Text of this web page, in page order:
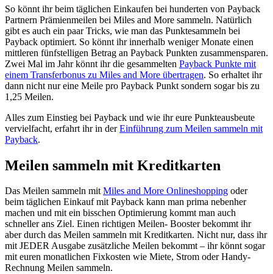
So könnt ihr beim täglichen Einkaufen bei hunderten von Payback
Partnern Prämienmeilen bei Miles and More sammeln. Natürlich
gibt es auch ein paar Tricks, wie man das Punktesammeln bei
Payback optimiert. So könnt ihr innerhalb weniger Monate einen
mittleren fünfstelligen Betrag an Payback Punkten zusammensparen.
Zwei Mal im Jahr könnt ihr die gesammelten Payback Punkte mit
einem Transferbonus zu Miles and More übertragen. So erhaltet ihr
dann nicht nur eine Meile pro Payback Punkt sondern sogar bis zu
1,25 Meilen.
Alles zum Einstieg bei Payback und wie ihr eure Punkteausbeute
vervielfacht, erfahrt ihr in derEinführung zum Meilen sammeln mit
Payback.
Meilen sammeln mit Kreditkarten
Das Meilen sammeln mitMiles and More Onlineshopping oder
beim täglichen Einkauf mit Payback kann man prima nebenher
machen und mit ein bisschen Optimierung kommt man auch
schneller ans Ziel. Einen richtigen Meilen- Booster bekommt ihr
aber durch das Meilen sammeln mit Kreditkarten. Nicht nur, dass ihr
mit JEDER Ausgabe zusätzliche Meilen bekommt – ihr könnt sogar
mit euren monatlichen Fixkosten wie Miete, Strom oder Handy-
Rechnung Meilen sammeln.